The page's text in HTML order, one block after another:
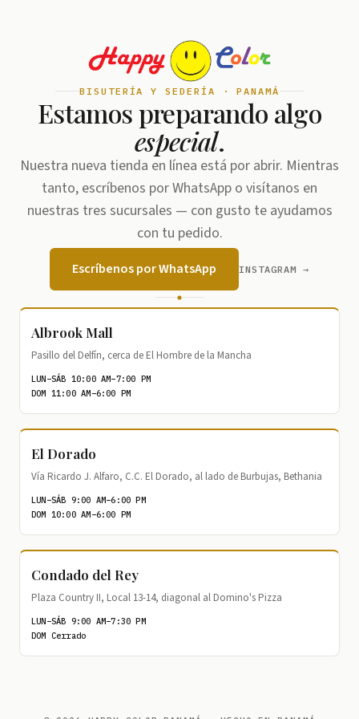
BISUTERÍA Y SEDERÍA · PANAMÁ
Estamos preparando algo
especial.
Nuestra nueva tienda en línea está por abrir. Mientras
tanto, escríbenos por WhatsApp o visítanos en
nuestras tres sucursales — con gusto te ayudamos
con tu pedido.
Escríbenos por WhatsApp INSTAGRAM →
Albrook Mall
Pasillo del Delfín, cerca de El Hombre de la Mancha
LUN–SÁB 10:00 AM–7:00 PM
DOM 11:00 AM–6:00 PM
El Dorado
Vía Ricardo J. Alfaro, C.C. El Dorado, al lado de Burbujas, Bethania
LUN–SÁB 9:00 AM–6:00 PM
DOM 10:00 AM–6:00 PM
Condado del Rey
Plaza Country II, Local 13-14, diagonal al Domino's Pizza
LUN–SÁB 9:00 AM–7:30 PM
DOM Cerrado